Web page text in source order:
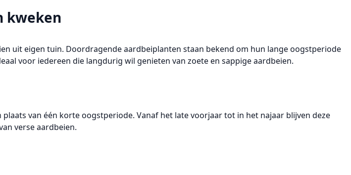
kweken
uit eigen tuin. Doordragende aardbeiplanten staan bekend om hun lange oogstperiode
voor iedereen die langdurig wil genieten van zoete en sappige aardbeien.
van één korte oogstperiode. Vanaf het late voorjaar tot in het najaar blijven deze
verse aardbeien.